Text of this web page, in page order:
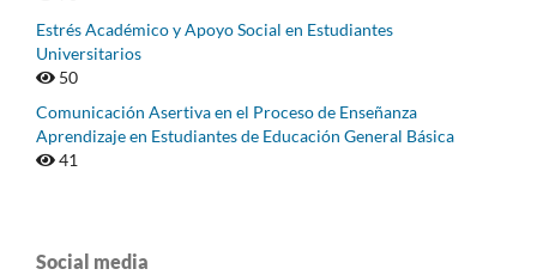
Estrés Académico y Apoyo Social en Estudiantes
Universitarios
50
Comunicación Asertiva en el Proceso de Enseñanza
Aprendizaje en Estudiantes de Educación General Básica
41
Social media